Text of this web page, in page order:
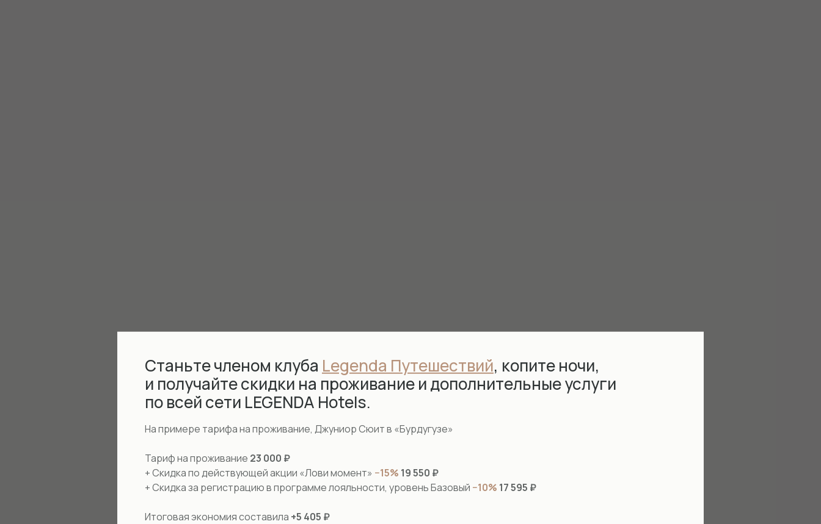
Станьте членом клуба Legenda Путешествий, копите ночи,
и получайте скидки на проживание и дополнительные услуги
по всей сети LEGENDA Hotels.
На примере тарифа на проживание, Джуниор Сюит в «Бурдугузе»
Тариф на проживание 23 000 ₽
+ Скидка по действующей акции «Лови момент» −15% 19 550 ₽
+ Скидка за регистрацию в программе лояльности, уровень Базовый −10% 17 595 ₽
Итоговая экономия составила +5 405 ₽